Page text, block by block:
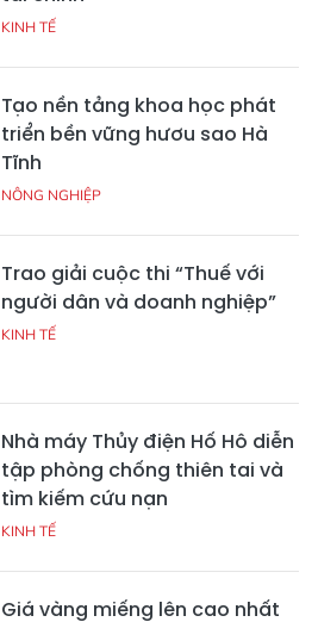
KINH TẾ
Tạo nền tảng khoa học phát
triển bền vững hươu sao Hà
Tĩnh
NÔNG NGHIỆP
Trao giải cuộc thi “Thuế với
người dân và doanh nghiệp”
KINH TẾ
Nhà máy Thủy điện Hố Hô diễn
tập phòng chống thiên tai và
tìm kiếm cứu nạn
KINH TẾ
Giá vàng miếng lên cao nhất